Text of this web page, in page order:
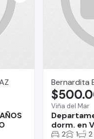
Bernardita
Viña del Mar
dorm. en
2 1 2